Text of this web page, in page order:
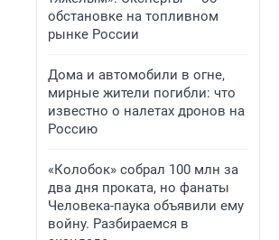
обстановке на топливном
рынке России
Дома и автомобили в огне,
мирные жители погибли: что
известно о налетах дронов на
Россию
«Колобок» собрал 100 млн за
два дня проката, но фанаты
Человека-паука объявили ему
войну. Разбираемся в